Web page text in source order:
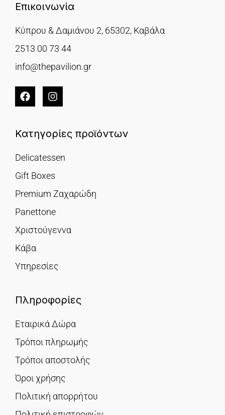
Επικοινωνία
Κύπρου & Δαμιάνου 2, 65302, Καβάλα
2513 00 73 44
info@thepavilion.gr
Κατηγορίες προϊόντων
Delicatessen
Gift Boxes
Premium Ζαχαρώδη
Panettone
Χριστούγεννα
Κάβα
Υπηρεσίες
Πληροφορίες
Εταιρικά Δώρα
Τρόποι πληρωμής
Τρόποι αποστολής
Όροι χρήσης
Πολιτική απορρήτου